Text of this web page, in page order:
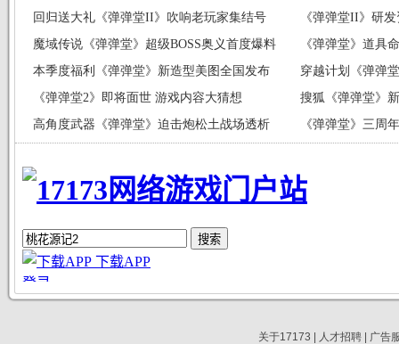
回归送大礼《弹弹堂II》吹响老玩家集结号
《弹弹堂II》研
魔域传说《弹弹堂》超级BOSS奥义首度爆料
《弹弹堂》道具
本季度福利《弹弹堂》新造型美图全国发布
穿越计划《弹弹
《弹弹堂2》即将面世 游戏内容大猜想
搜狐《弹弹堂》
高角度武器《弹弹堂》迫击炮松土战场透析
《弹弹堂》三周
关于17173 人才招聘|
广告